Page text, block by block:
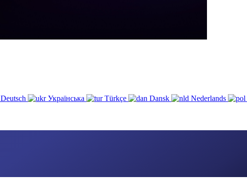
Deutsch Українська Türkçe Dansk Nederlands